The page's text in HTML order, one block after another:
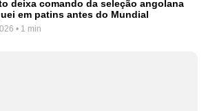
deixa comando da seleção angolana
em patins antes do Mundial
• 1 min